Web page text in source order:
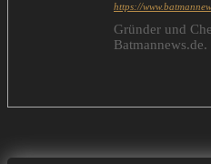
https://
Gründer und